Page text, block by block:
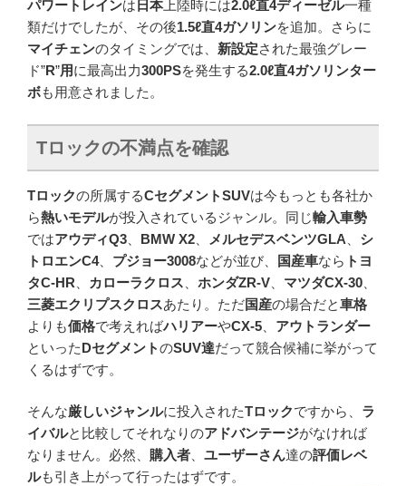
パワートレインは 日本上陸時には2.0ℓ直4ディーゼル一種
類だけでしたが、その後1.5ℓ直4ガソリンを追加。さらに
マイチェンのタイミングでは、 新設定された最強グレー
ド”R”用に最高出力300PSを発生する2.0ℓ直4ガソリンター
ボも用意されました。
Tロックの不満点を確認
Tロックの所属するCセグメントSUVは今もっとも各社か
ら熱いモデルが投入されているジャンル。同じ輸入車勢
ではアウディQ3 BMW X2 メルセデスベンツGLA
シ
トロエンC4、 プジョー3008などが並び、 国産車なら トヨ
タC-HR
カローラクロス ホンダZR-V マツダCX-30
三菱エクリプスクロスあたり。ただ国産の場合だと車格
よりも価格で考えればハリアーやCX-5
アウトランダー
といったDセグメントのSUV達だって競合候補に挙がって
くるはずです。
そんな厳しいジャンルに投入されたTロックですから、 ラ
イバルと比較してそれなりのアドバンテージがなければ
なりません。必然、
購入者 ユーザーさん達の評価レベ
ルも引き上がって行ったはずです。